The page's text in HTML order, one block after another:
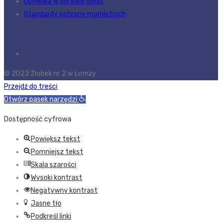
Standardy ochrony małoletnich
© 2022 Żłobek nr 2 w Łomży
Przejdź do treści
Otwórz pasek narzędzi
Dostępność cyfrowa
Powiększ tekst
Pomniejsz tekst
Skala szarości
Wysoki kontrast
Negatywny kontrast
Jasne tło
Podkreśl linki